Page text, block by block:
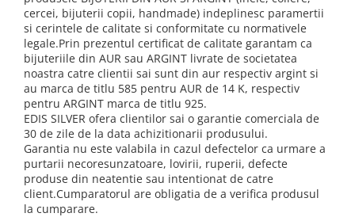
cercei, bijuterii copii, handmade) indeplinesc paramertii
si cerintele de calitate si conformitate cu normativele
legale.Prin prezentul certificat de calitate garantam ca
bijuteriile din AUR sau ARGINT livrate de societatea
noastra catre clientii sai sunt din aur respectiv argint si
au marca de titlu 585 pentru AUR de 14 K, respectiv
pentru ARGINT marca de titlu 925.
EDIS SILVER ofera clientilor sai o garantie comerciala de
30 de zile de la data achizitionarii produsului.
Garantia nu este valabila in cazul defectelor ca urmare a
purtarii necoresunzatoare, lovirii, ruperii, defecte
produse din neatentie sau intentionat de catre
client.Cumparatorul are obligatia de a verifica produsul
la cumparare.